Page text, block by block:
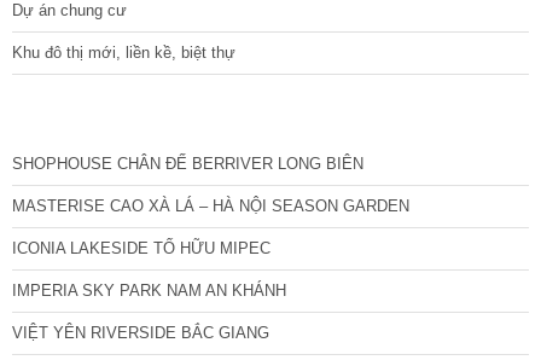
Dự án chung cư
Khu đô thị mới, liền kề, biệt thự
SHOPHOUSE CHÂN ĐẾ BERRIVER LONG BIÊN
MASTERISE CAO XÀ LÁ – HÀ NỘI SEASON GARDEN
ICONIA LAKESIDE TỐ HỮU MIPEC
IMPERIA SKY PARK NAM AN KHÁNH
VIỆT YÊN RIVERSIDE BẮC GIANG